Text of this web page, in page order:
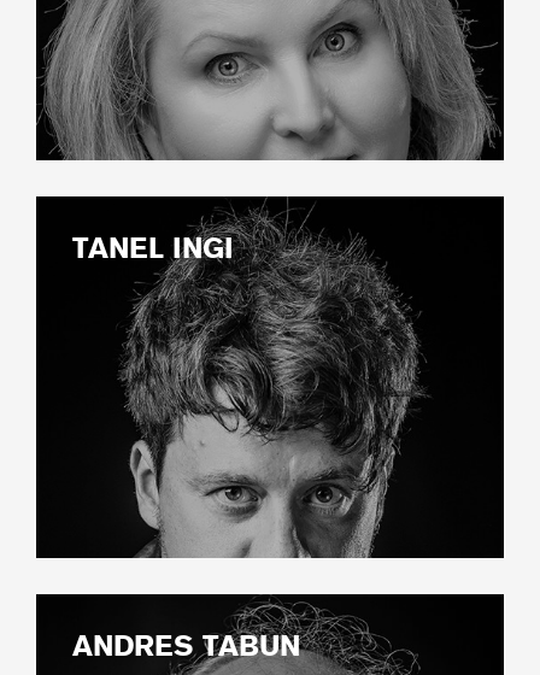
TANEL INGI
ANDRES TABUN